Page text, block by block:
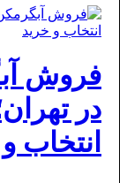
فروش
در
انتخاب